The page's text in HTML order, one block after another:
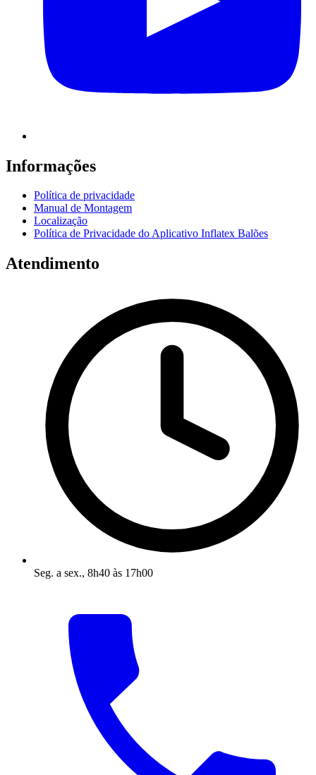
Informações
Política de privacidade
Manual de Montagem
Localização
Política de Privacidade do Aplicativo Inflatex Balões
Atendimento
Seg. a sex., 8h40 às 17h00